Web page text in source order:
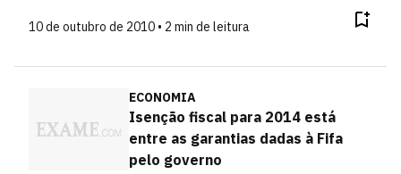
10 de outubro de 2010 • 2 min de leitura
ECONOMIA
Isenção fiscal para 2014 está
entre as garantias dadas à Fifa
pelo governo